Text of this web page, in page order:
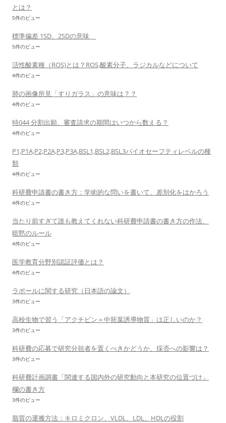
とは？
5件のビュー
標準偏差 1SD、2SDの意味
5件のビュー
活性酸素種（ROS)とは？ROS,酸素分子、ラジカルなどについて
4件のビュー
肺の画像所見「すりガラス」の意味は？？
4件のビュー
特044 分割出願、審査請求の期間はいつから数える？
4件のビュー
P1,P1A,P2,P2A,P3,P3A,BSL1,BSL2,BSL3バイオセーフティレベルの種
類
4件のビュー
科研費申請書の書き方：学術的な問いを書いて、差別化をはかろう
4件のビュー
当たり前すぎて誰も教えてくれない科研費申請書の書き方の作法、
暗黙のルール
4件のビュー
医学教育分野別認証評価とは？
4件のビュー
ラポールに関する研究（日本語の論文）
3件のビュー
高校生物で習う「アクチビン＝中胚葉誘導物質」は正しいのか？
3件のビュー
科研費の応募で研究分担者を置くべきかどうか、採否への影響は？
3件のビュー
科研費計画調書「関連する国内外の研究動向と本研究の位置づけ」
欄の書き方
3件のビュー
脂質の運搬方法：キロミクロン、VLDL、LDL、HDLの役割